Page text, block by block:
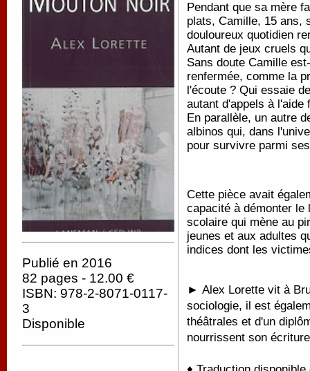
Publié en 2016
82 pages - 12.00 €
ISBN: 978-2-8071-0117-
3
Disponible
Pendant que sa mère
plats, Camille, 15 ans,
douloureux quotidien
Autant de jeux cruels
Sans doute Camille
renfermée, comme la
l'écoute ? Qui essaie
autant d'appels à
En parallèle, un autre
albinos qui, dans
pour survivre parmi
Cette pièce avait
capacité à démonter le
scolaire qui mène au
jeunes et aux adultes
indices dont les
► Alex Lorette vit à
sociologie, il est
théâtrales et d'un
nourrissent son